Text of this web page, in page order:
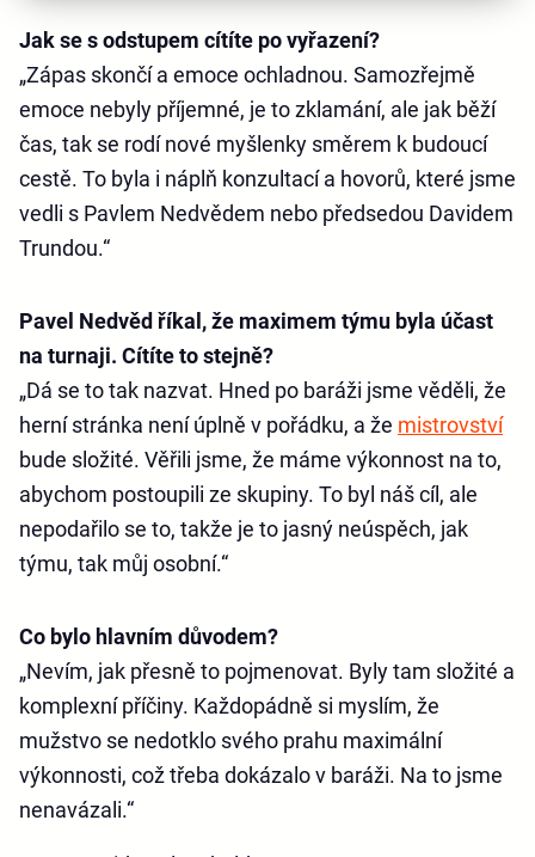
Jak se s odstupem cítíte po vyřazení?
„Zápas skončí a emoce ochladnou. Samozřejmě
emoce nebyly příjemné, je to zklamání, ale jak běží
čas, tak se rodí nové myšlenky směrem k budoucí
cestě. To byla i náplň konzultací a hovorů, které jsme
vedli s Pavlem Nedvědem nebo předsedou Davidem
Trundou.“
Pavel Nedvěd říkal, že maximem týmu byla účast
na turnaji. Cítíte to stejně?
„Dá se to tak nazvat. Hned po baráži jsme věděli, že
herní stránka není úplně v pořádku, a že mistrovství
bude složité. Věřili jsme, že máme výkonnost na to,
abychom postoupili ze skupiny. To byl náš cíl, ale
nepodařilo se to, takže je to jasný neúspěch, jak
týmu, tak můj osobní.“
Co bylo hlavním důvodem?
„Nevím, jak přesně to pojmenovat. Byly tam složité a
komplexní příčiny. Každopádně si myslím, že
mužstvo se nedotklo svého prahu maximální
výkonnosti, což třeba dokázalo v baráži. Na to jsme
nenavázali.“